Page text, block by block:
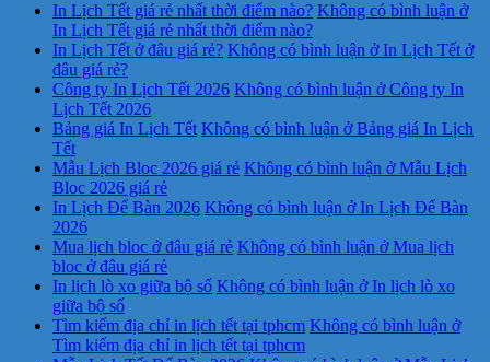
In Lịch Tết giá rẻ nhất thời điểm nào? Không có bình luận ở
In Lịch Tết giá rẻ nhất thời điểm nào?
In Lịch Tết ở đâu giá rẻ? Không có bình luận ở In Lịch Tết ở
đâu giá rẻ?
Công ty In Lịch Tết 2026 Không có bình luận ở Công ty In
Lịch Tết 2026
Bảng giá In Lịch Tết Không có bình luận ở Bảng giá In Lịch
Tết
Mẫu Lịch Bloc 2026 giá rẻ Không có bình luận ở Mẫu Lịch
Bloc 2026 giá rẻ
In Lịch Để Bàn 2026 Không có bình luận ở In Lịch Để Bàn
2026
Mua lịch bloc ở đâu giá rẻ Không có bình luận ở Mua lịch
bloc ở đâu giá rẻ
In lịch lò xo giữa bộ số Không có bình luận ở In lịch lò xo
giữa bộ số
Tìm kiếm địa chỉ in lịch tết tại tphcm Không có bình luận ở
Tìm kiếm địa chỉ in lịch tết tại tphcm